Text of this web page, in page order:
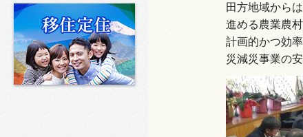
田方地域から
進める農業農
計画的かつ効
災減災事業の